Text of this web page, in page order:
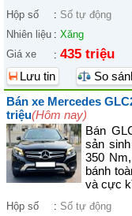
Hộp số : Số tự động
Nhiên liệu : Xăng
Giá xe
: 435 triệu
Lưu tin
So
Bán xe Mercedes
triệu(Hôm nay)
Bán
sản
350
bánh
và cực
Hộp số : Số tự động